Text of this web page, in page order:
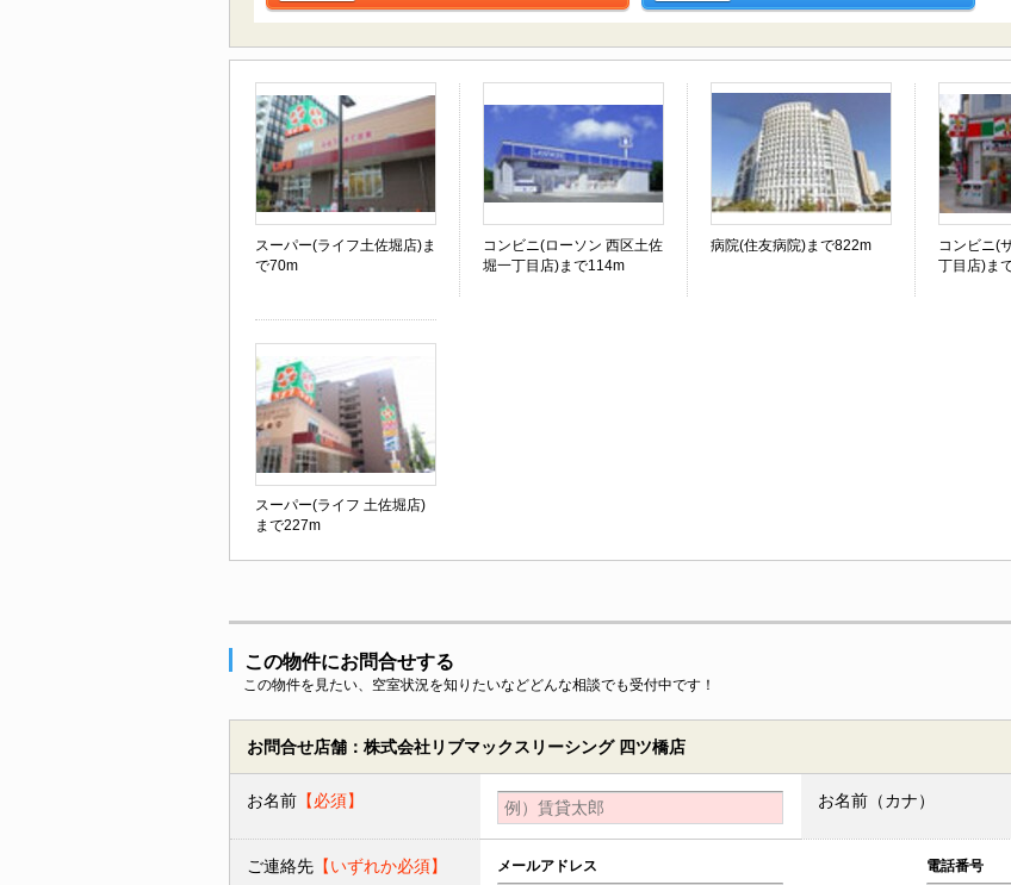
スーパー(ライフ土佐堀店)ま
で70m
コンビニ(ローソン 西区土佐
堀一丁目店)まで114m
病院(住友病院)まで822m
コンビニ(
丁目店)ま
スーパー(ライフ 土佐堀店)
まで227m
この物件にお問合せする
この物件を見たい、空室状況を知りたいなどどんな相談でも受付中です！
お問合せ店舗：株式会社リブマックスリーシング 四ツ橋店
お名前 【必須】 お名前（カナ）
ご連絡先 【いずれか必須】 メールアドレス 電話番号